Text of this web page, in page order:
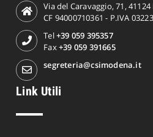
Via del Caravaggio, 71,
CF 94000710361 - P.IVA
Tel+39 059 395357
Fax+39 059 391665
segreteria@csimodena.it
Link Utili